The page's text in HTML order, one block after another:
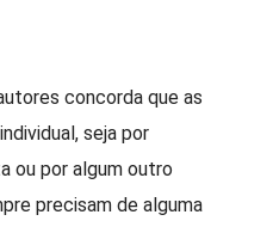
concorda que as
seja por
ou por algum outro
precisam de alguma